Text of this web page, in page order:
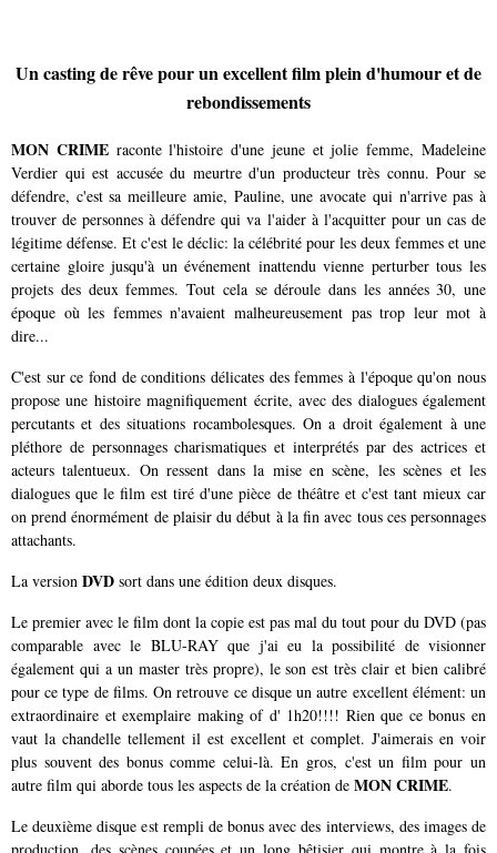
Un casting de rêve pour un excellent film plein d'humour et de
rebondissements
MON CRIMEraconte l'histoire d'une jeune et jolie femme, Madeleine
Verdier qui est accusée du meurtre d'un producteur très connu. Pour se
défendre, c'est sa meilleure amie, Pauline, une avocate qui n'arrive pas à
trouver de personnes à défendre qui va l'aider à l'acquitter pour un cas de
légitime défense. Et c'est le déclic: la célébrité pour les deux femmes et une
certaine gloire jusqu'à un événement inattendu vienne perturber tous les
projets des deux femmes. Tout cela se déroule dans les années 30, une
époque où les femmes n'avaient malheureusement pas trop leur mot à
dire...
C'est sur ce fond de conditions délicates des femmes à l'époque qu'on nous
propose une histoire magnifiquement écrite, avec des dialogues également
percutants et des situations rocambolesques. On a droit également à une
pléthore de personnages charismatiques et interprétés par des actrices et
acteurs talentueux. On ressent dans la mise en scène, les scènes et les
dialogues que le film est tiré d'une pièce de théâtre et c'est tant mieux car
on prend énormément de plaisir du début à la fin avec tous ces personnages
attachants.
La version DVD sort dans une édition deux disques.
Le premier avec le film dont la copie est pas mal du tout pour du DVD (pas
comparable avec le BLU-RAY que j'ai eu la possibilité de visionner
également qui a un master très propre), le son est très clair et bien calibré
pour ce type de films. On retrouve ce disque un autre excellent élément: un
extraordinaire et exemplaire making of d' 1h20!!!! Rien que ce bonus en
vaut la chandelle tellement il est excellent et complet. J'aimerais en voir
plus souvent des bonus comme celui-là. En gros, c'est un film pour un
autre film qui aborde tous les aspects de la création de MON CRIME.
Le deuxième disque est rempli de bonus avec des interviews, des images de
production, des scènes coupées et un long bêtisier qui montre à la fois